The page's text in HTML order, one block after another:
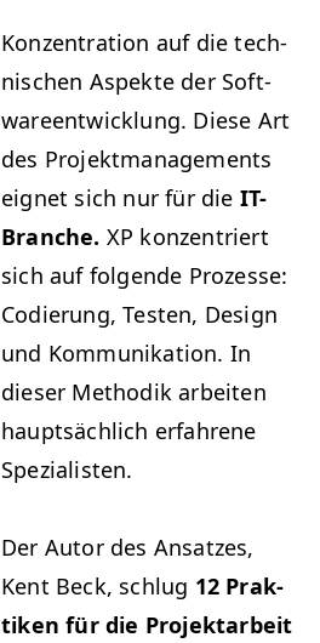
Konzen­tra­tion auf die tech­
nis­chen Aspek­te der Soft­
wa­reen­twick­lung. Diese Art
des Pro­jek­t­man­age­ments
eignet sich nur für die IT-
Branche. XP konzen­tri­ert
sich auf fol­gende Prozesse:
Codierung, Testen, Design
und Kom­mu­nika­tion. In
dieser Methodik arbeit­en
haupt­säch­lich erfahrene
Spezialisten.
Der Autor des Ansatzes,
Kent Beck, schlug 12 Prak­
tiken für die Pro­jek­tar­beit